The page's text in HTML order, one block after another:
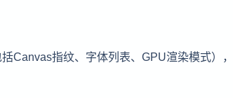
Canvas指纹、字体列表、GPU渲染模式）